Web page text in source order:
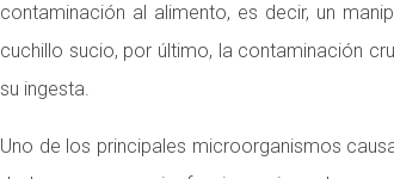
contaminación al alimento, es decir, un
cuchillo sucio, por último, la contaminación
su ingesta.
Uno de los principales microorganismos